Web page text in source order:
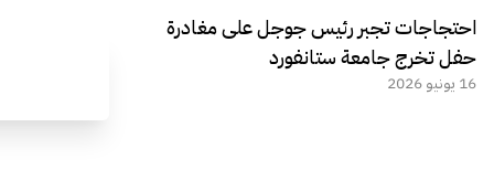
احتجاجات تجبر رئيس جوجل على مغادرة
حفل تخرج جامعة ستانفورد
16 يونيو 2026